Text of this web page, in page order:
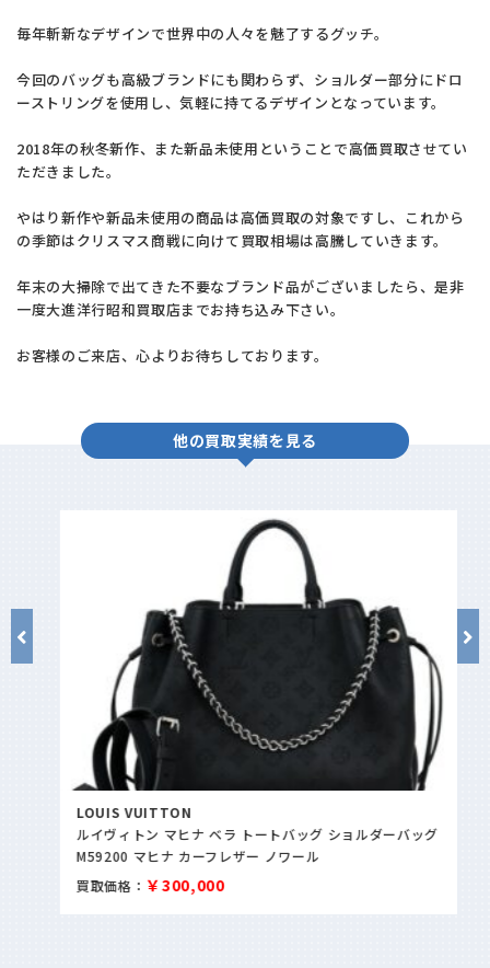
毎年斬新なデザインで世界中の人々を魅了するグッチ。
今回のバッグも高級ブランドにも関わらず、ショルダー部分にドロ
ーストリングを使用し、気軽に持てるデザインとなっています。
2018年の秋冬新作、また新品未使用ということで高価買取させてい
ただきました。
やはり新作や新品未使用の商品は高価買取の対象ですし、これから
の季節はクリスマス商戦に向けて買取相場は高騰していきます。
年末の大掃除で出てきた不要なブランド品がございましたら、是非
一度大進洋行昭和買取店までお持ち込み下さい。
お客様のご来店、心よりお待ちしております。
他の買取実績を見る
LOUIS VUITTON
ルイヴィトン マヒナ ベラ トートバッグ ショルダーバッグ
M59200 マヒナ カーフレザー ノワール
買取価格：￥300,000